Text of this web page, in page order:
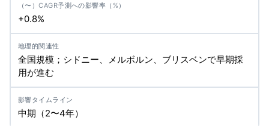
+0.8%
全国規模；シドニー、メルボルン、ブリスベンで早期採
用が進む
中期（2〜4年）